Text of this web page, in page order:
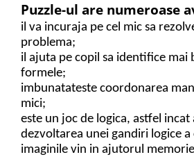
Puzzle-ul are numeroase
il va incuraja pe cel mic sa
problema;
il ajuta pe copil sa identifice mai
formele;
imbunatateste coordonarea
mici;
este un joc de logica, astfel incat
dezvoltarea unei gandiri logice a
imaginile vin in ajutorul